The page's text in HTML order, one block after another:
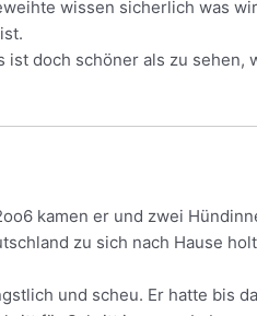
wissen sicherlich was
doch schöner als zu sehen,
kamen er und zwei
zu sich nach Hause
und scheu. Er hatte bis